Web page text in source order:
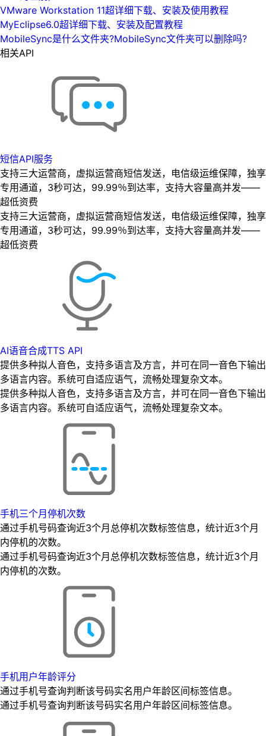
VMware Workstation 11超详细下载、安装及使用教程
MyEclipse6.0超详细下载、安装及配置教程
MobileSync是什么文件夹?MobileSync文件夹可以删除吗?
相关API
短信API服务
支持三大运营商，虚拟运营商短信发送，电信级运维保障，独享
专用通道，3秒可达，99.99％到达率，支持大容量高并发——
超低资费
支持三大运营商，虚拟运营商短信发送，电信级运维保障，独享
专用通道，3秒可达，99.99％到达率，支持大容量高并发——
超低资费
AI语音合成TTS API
提供多种拟人音色，支持多语言及方言，并可在同一音色下输出
多语言内容。系统可自适应语气，流畅处理复杂文本。
提供多种拟人音色，支持多语言及方言，并可在同一音色下输出
多语言内容。系统可自适应语气，流畅处理复杂文本。
手机三个月停机次数
通过手机号码查询近3个月总停机次数标签信息，统计近3个月
内停机的次数。
通过手机号码查询近3个月总停机次数标签信息，统计近3个月
内停机的次数。
手机用户年龄评分
通过手机号查询判断该号码实名用户年龄区间标签信息。
通过手机号查询判断该号码实名用户年龄区间标签信息。